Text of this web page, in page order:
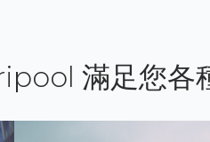
滿足您各